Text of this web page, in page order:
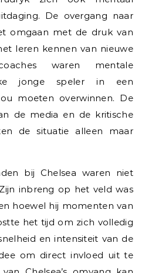
De overgang naar
omgaan met de druk van
leren kennen van nieuwe
waren mentale
jonge speler in een
moeten overwinnen. De
de media en de kritische
de situatie alleen maar
bij Chelsea waren niet
inbreng op het veld was
hoewel hij momenten van
het tijd om zich volledig
en intensiteit van de
om direct invloed uit te